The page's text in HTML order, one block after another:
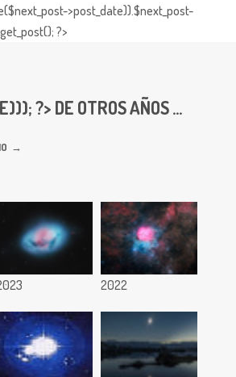
>post_date)).$next_post-
?>
?> DE OTROS AÑOS ...
2022